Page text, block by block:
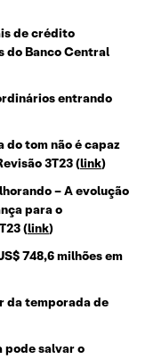
de crédito
do Banco Central
entrando
do tom não é capaz
3T23 (link)
– A evolução
para o
(link)
748,6 milhões em
da temporada de
pode salvar o